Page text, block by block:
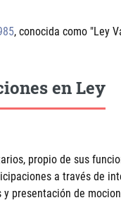
, conocida como "Ley
en Ley
propio de sus
a través de
presentación de